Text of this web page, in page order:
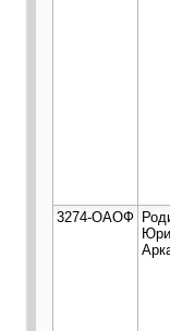
3274-ОАОФ